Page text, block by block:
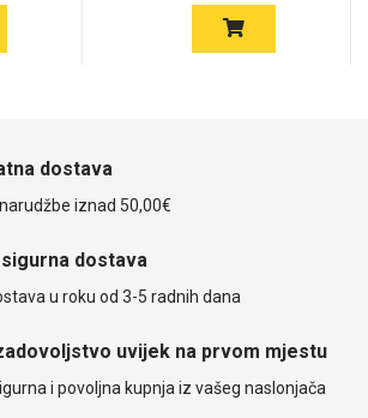
dostava
iznad 50,00€
dostava
u roku od 3-5 radnih dana
uvijek na prvom mjestu
i povoljna kupnja iz vašeg naslonjača